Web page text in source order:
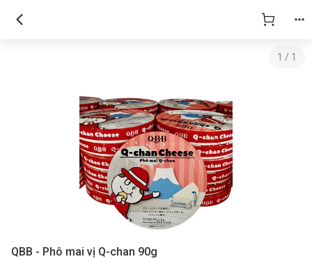
1 / 1
QBB - Phô mai vị Q-chan 90g